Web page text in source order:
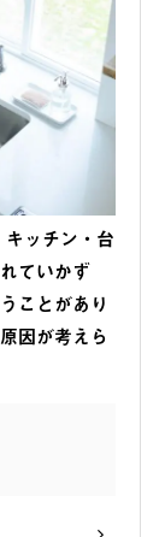
ッチン・台
ていかず
ことがあり
因が考えら